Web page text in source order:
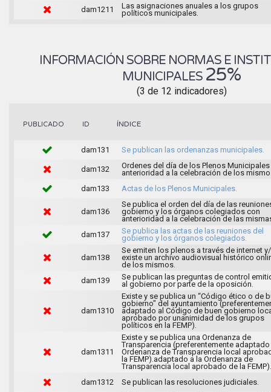
dam1211
Las asignaciones anuales a los grupos
políticos municipales.
INFORMACIÓN SOBRE NORMAS E
MUNICIPALES 25%
(3 de 12 indicadores)
PUBLICADO ID ÍNDICE
dam131 Se publican las ordenanzas municipales.
dam132
Ordenes del día de los Plenos
anterioridad a la celebración de los
dam133
Actas de los Plenos Municipales.
dam136
Se publica el orden del día de las
gobierno y los órganos colegiados con
anterioridad a la celebración de las
dam137
Se publica las actas de las reuniones del
gobierno y los órganos colegiados.
dam138
Se emiten los plenos a través de internet
existe un archivo audiovisual histórico
de los mismos.
dam139
Se publican las preguntas de control
al gobierno por parte de la oposición.
dam1310
Existe y se publica un “Código ético o de
gobierno" del ayuntamiento
adaptado al Código de buen gobierno
aprobado por unanimidad de los grupos
políticos en la FEMP).
dam1311
Existe y se publica una Ordenanza de
Transparencia (preferentemente adaptado
Ordenanza de Transparencia local
la FEMP).adaptado a la Ordenanza de
Transparencia local aprobado de la FEMP).
dam1312
Se publican las resoluciones judiciales.